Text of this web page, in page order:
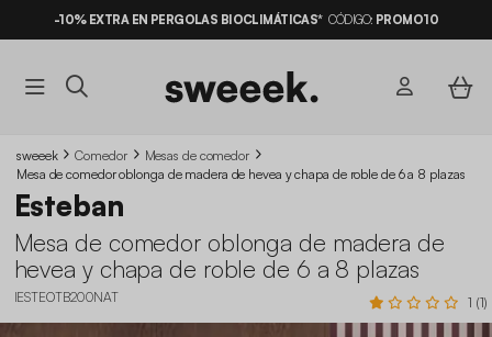
-10% EXTRA EN PERGOLAS BIOCLIMÁTICAS* CÓDIGO: PROMO10
PAGA EN 3X / 4X SIN INTERESES
sweeek Comedor
Mesas de comedor
Mesa de comedor oblonga de madera de hevea y chapa de roble de 6 a 8 plazas
Esteban
Mesa de comedor oblonga de madera de
hevea y chapa de roble de 6 a 8 plazas
IESTEOTB200NAT 1 (1)